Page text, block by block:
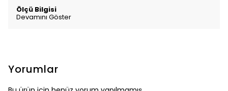
Ölçü Bilgisi
Devamını Göster
Yorumlar